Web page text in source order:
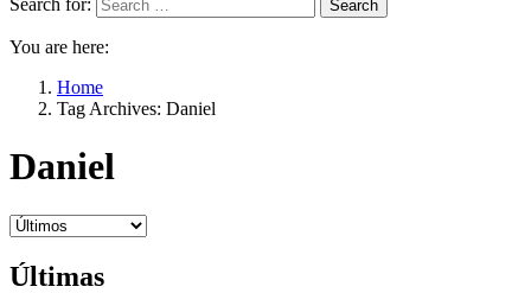
Search for:
Search
You are here:
Home
Tag Archives: Daniel
Daniel
Últimas